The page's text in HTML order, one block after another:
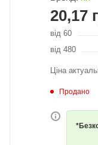
20,17
від 60
від 480
Ціна
Продано